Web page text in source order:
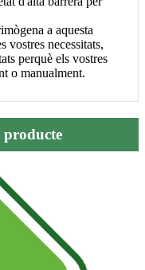
a aquesta
vostres necessitats,
perquè els vostres
o manualment.
producte